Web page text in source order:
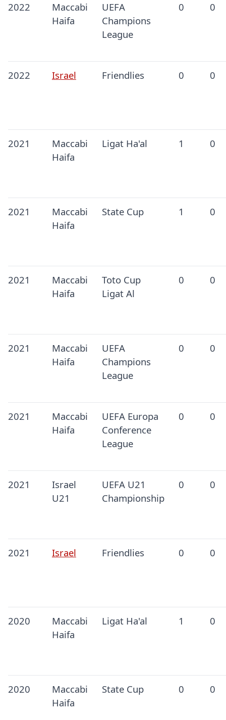
2022
Maccabi
Haifa
UEFA
Champions
League
0 0
2022 Israel Friendlies 0 0
2021
Maccabi
Haifa
Ligat Ha'al 1 0
2021
Maccabi
Haifa
State Cup 1 0
2021
Maccabi
Haifa
Toto Cup
Ligat Al
0 0
2021
Maccabi
Haifa
UEFA
Champions
League
0 0
2021
Maccabi
Haifa
UEFA Europa
Conference
League
0 0
2021
Israel
U21
UEFA U21
Championship
0 0
2021 Israel Friendlies 0 0
2020
Maccabi
Haifa
Ligat Ha'al 1 0
2020
Maccabi
Haifa
State Cup 0 0